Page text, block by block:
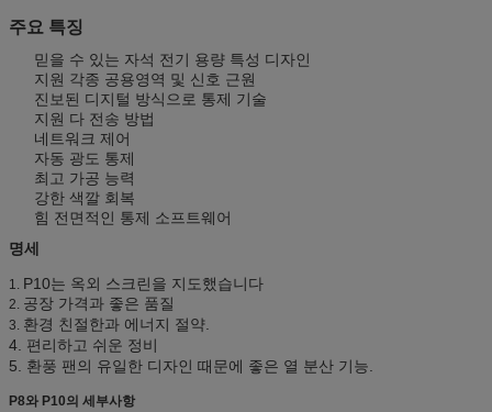
주요 특징
믿을 수 있는 자석 전기 용량 특성 디자인
지원 각종 공용영역 및 신호 근원
진보된 디지털 방식으로 통제 기술
지원 다 전송 방법
네트워크 제어
자동 광도 통제
최고 가공 능력
강한 색깔 회복
힘 전면적인 통제 소프트웨어
명세
1. P10는 옥외 스크린을 지도했습니다
2. 공장 가격과 좋은 품질
3. 환경 친절한과 에너지 절약.
4. 편리하고 쉬운 정비
5. 환풍 팬의 유일한 디자인 때문에 좋은 열 분산 기능.
P8와 P10의 세부사항